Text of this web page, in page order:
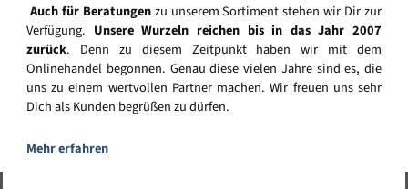
Auch für Beratungenzu unserem Sortiment stehen wir Dir zur
Verfügung. Unsere Wurzeln reichen bis in das Jahr 2007
zurück. Denn zu diesem Zeitpunkt haben wir mit dem
Onlinehandel begonnen. Genau diese vielen Jahre sind es, die
uns zu einem wertvollen Partner machen. Wir freuen uns sehr
Dich als Kunden begrüßen zu dürfen.
Mehr erfahren